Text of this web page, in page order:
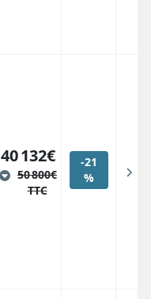
40 132€
50 800€
TTC
-21
%